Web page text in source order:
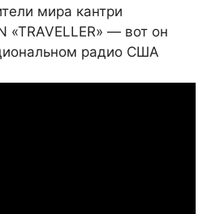
мира кантри
«TRAVELLER» — вот он
радио США